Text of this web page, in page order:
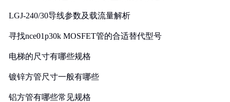
LGJ-240/30导线参数及载流量解析
寻找nce01p30k MOSFET管的合适替代型号
电梯的尺寸有哪些规格
镀锌方管尺寸一般有哪些
铝方管有哪些常见规格